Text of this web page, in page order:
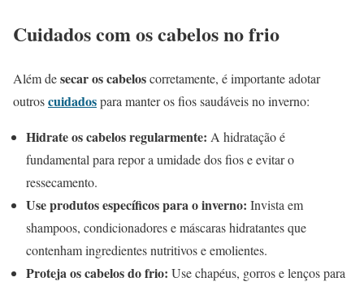
Cuidados com os cabelos no frio
Além desecar os cabeloscorretamente, é importante adotar
outroscuidadospara manter os fios saudáveis no inverno:
Hidrate os cabelos regularmente: A hidratação é
fundamental para repor a umidade dos fios e evitar o
ressecamento.
Use produtos específicos para o inverno: Invista em
shampoos, condicionadores e máscaras hidratantes que
contenham ingredientes nutritivos e emolientes.
Proteja os cabelos do frio: Use chapéus, gorros e lenços para